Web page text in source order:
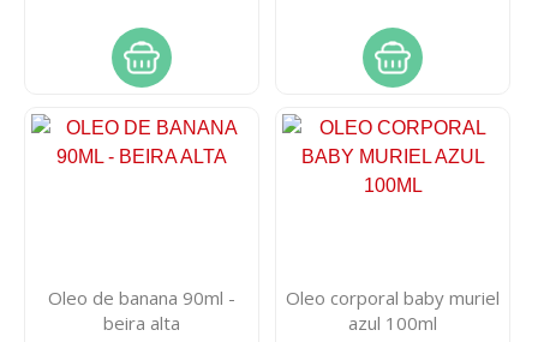
Oleo de banana 90ml -
beira alta
Oleo corporal baby muriel
azul 100ml